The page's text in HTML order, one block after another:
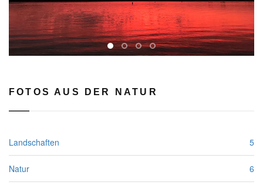
FOTOS AUS DER NATUR
Landschaften 5
Natur 6